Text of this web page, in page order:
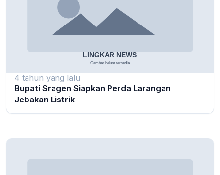
4 tahun yang lalu
Bupati Sragen Siapkan Perda Larangan
Jebakan Listrik